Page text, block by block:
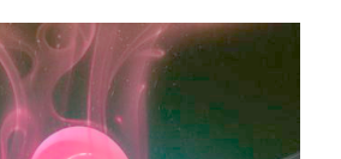
LOVERDOSE (DELUXE)